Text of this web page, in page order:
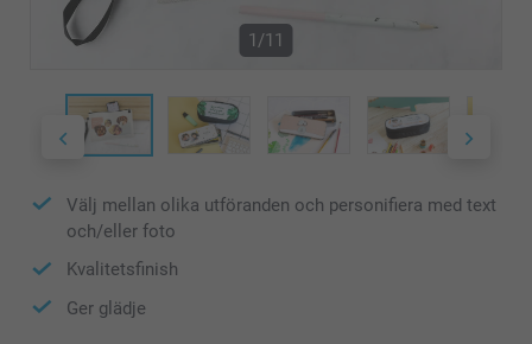
1/11
Välj mellan olika utföranden och personifiera med text
och/eller foto
Kvalitetsfinish
Ger glädje